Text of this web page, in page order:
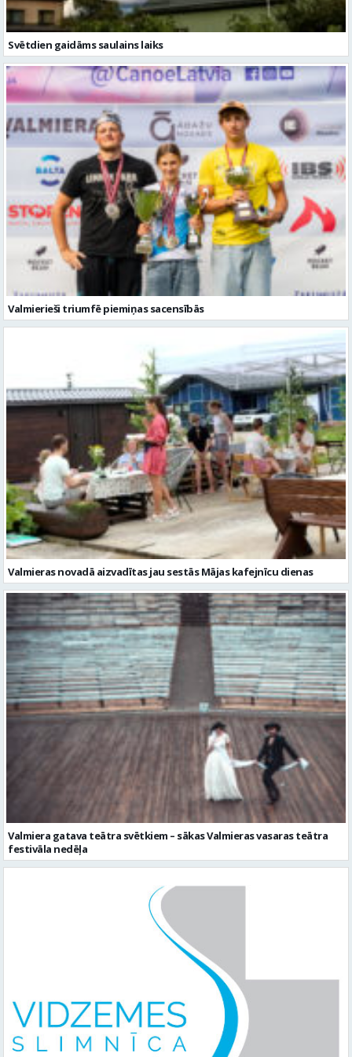
Svētdien gaidāms saulains laiks
Valmierieši triumfē piemiņas sacensībās
Valmieras novadā aizvadītas jau sestās Mājas kafejnīcu dienas
Valmiera gatava teātra svētkiem – sākas Valmieras vasaras teātra
festivāla nedēļa